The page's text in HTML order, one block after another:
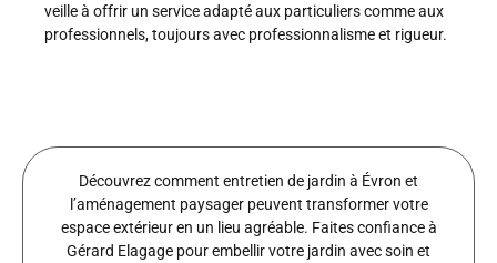
veille à offrir un service adapté aux particuliers comme aux
professionnels, toujours avec professionnalisme et rigueur.
Découvrez comment entretien de jardin à Évron et
l’aménagement paysager peuvent transformer votre
espace extérieur en un lieu agréable. Faites confiance à
Gérard Elagage pour embellir votre jardin avec soin et